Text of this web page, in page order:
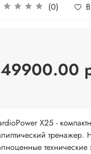
(0)
49900.00
X25 -
технические